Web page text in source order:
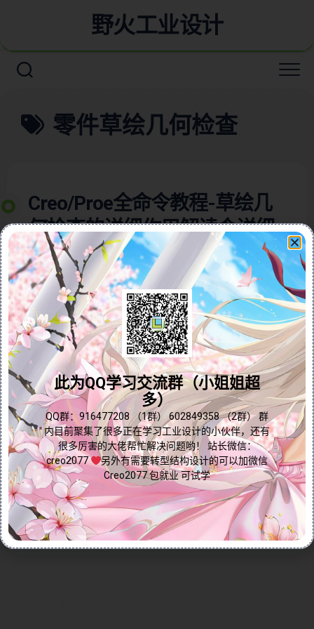
野火工业设计
零件草绘几何检查
Creo/Proe全命令教程-草绘几
何检查的详细作用解读含详细
视频教程
本视频教程含图文详细介绍了Creo/Proe软件草绘环境
中两大实用功能——“特征要求”和“检查几何”的使用方
法。“特征要求”会根据当前使用的特征命令，智能提示
用户需要满足的几何条件，确保设计符合要求。而“检查
几何”则提供了多种实用工具，如高亮显示重叠、相交、
连接处和开放端等，同时支持检查焦点、相切点和图元
信息，帮助用户快速发现并修复草绘中的问题，确保草
绘的正确性和可用性。无论是初学者还是资深设计师，
都能通过本视频掌握这些功能，提升草绘效率，优化设
计质量。
Continue reading...
2025-01-08 by免费Creo教程
Creo全命令教程
草绘命令
0
此为QQ学习交流群（小姐姐超
多）
QQ群：916477208 （1群） 602849358 （2群） 群
内目前聚集了很多正在学习工业设计的小伙伴，还有
很多厉害的大佬帮忙解决问题哟！ 站长微信：
creo2077
另外有需要转型结构设计的可以加微信
Creo2077 包就业 可试学
问题答疑♥资料白嫖
群内有大量学习资料哟~
点我直接加群嘛